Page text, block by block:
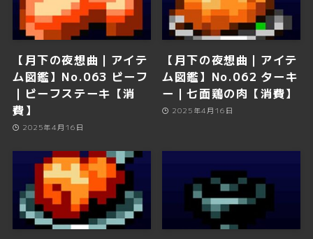
【月下の夜想曲｜アイテ
ム図鑑】No.063 ビーフ
｜ビーフステーキ【消
費】
2025年4月16日
【月下の夜想曲｜アイテ
ム図鑑】No.062 ターキ
ー｜七面鶏の肉【消費】
2025年4月16日